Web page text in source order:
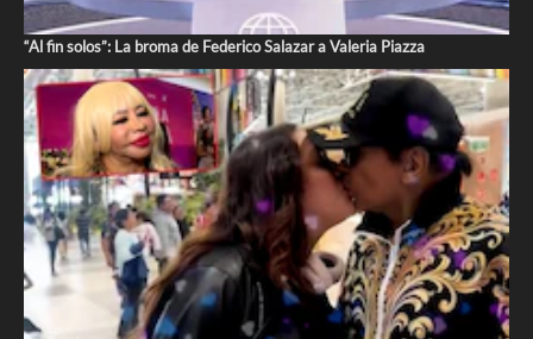
“Al fin solos”: La broma de Federico Salazar a Valeria Piazza